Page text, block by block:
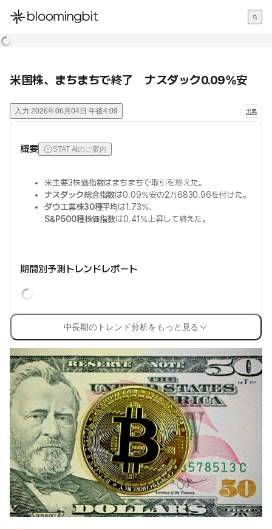
한국어
米国株、まちまちで終了 ナスダック0.09%安
入力 2026年06月04日 午後4:09 出典
概要 STAT AIのご案内
米主要3株価指数はまちまちで取引を終えた。
ナスダック総合指数は0.09%安の2万6830.96を付けた。
ダウ工業株30種平均は1.73%、
S&P500種株価指数は0.41%上昇して終えた。
期間別予測トレンドレポート
中長期のトレンド分析をもっと見る